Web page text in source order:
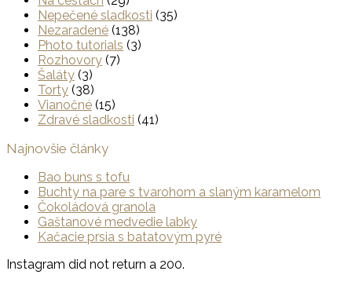
Nepečené sladkosti (35)
Nezaradené (138)
Photo tutorials (3)
Rozhovory (7)
Šaláty (3)
Torty (38)
Vianočné (15)
Zdravé sladkosti (41)
Najnovšie články
Bao buns s tofu
Buchty na pare s tvarohom a slaným karamelom
Čokoládová granola
Gaštanové medvedie labky
Kačacie prsia s batatovým pyré
Instagram did not return a 200.